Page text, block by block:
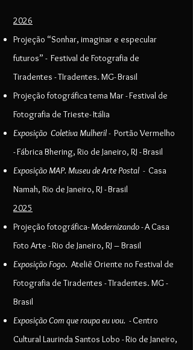
2026
Projeção “Sonhar, imaginar e especular
futuros” - Festival de Fotografia de
Tiradentes - TIradentes. MG- Brasil
Projeção fotográfica tema Mar -Festival de
Fotografia de Trieste- Itália
Exposição Coletiva Mulheril - Portão Vermelho
-Fábrica Bhering, Rio de Janeiro, RJ - Brasil
Exposição MAP. Museu de Arte Postal - Casa
Namah, Rio de Janeiro, RJ - Brasil
2025
Projeção fotográfica-Modernizando-A Casa
Foto Arte - Rio de Janeiro, RJ – Brasil
Exposição Fogo. Ateliê Oriente no Festival de
Fotografia de Tiradentes - TIradentes. MG -
Brasil
Exposição Com que roupa eu vou. - Centro
Cultural Laurinda Santos Lobo - Rio de Janeiro,